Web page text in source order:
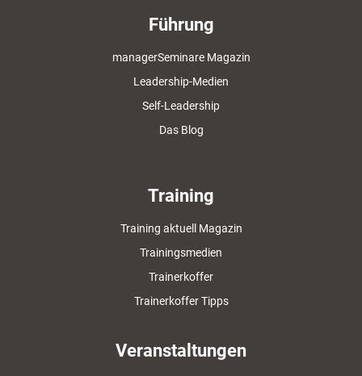
Führung
managerSeminare Magazin
Leadership-Medien
Self-Leadership
Das Blog
Training
Training aktuell Magazin
Trainingsmedien
Trainerkoffer
Trainerkoffer Tipps
Veranstaltungen